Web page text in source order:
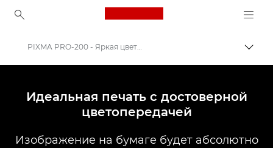
Canon Logo, back to
Принтеры Canon
Canon PIXMA PRO-200
PIXMA PRO-200 - Яркая цветная фотопечать
Идеальная печать с достоверной
цветопередачей
Изображение на бумаге будет абсолютно